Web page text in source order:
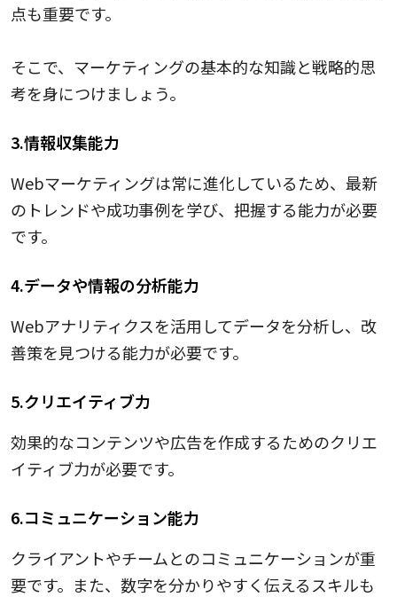
点も重要です。
そこで、マーケティングの基本的な知識と戦略的思
考を身につけましょう。
3.情報収集能力
Webマーケティングは常に進化しているため、最新
のトレンドや成功事例を学び、把握する能力が必要
です。
4.データや情報の分析能力
Webアナリティクスを活用してデータを分析し、改
善策を見つける能力が必要です。
5.クリエイティブ力
効果的なコンテンツや広告を作成するためのクリエ
イティブ力が必要です。
6.コミュニケーション能力
クライアントやチームとのコミュニケーションが重
要です。また、数字を分かりやすく伝えるスキルも